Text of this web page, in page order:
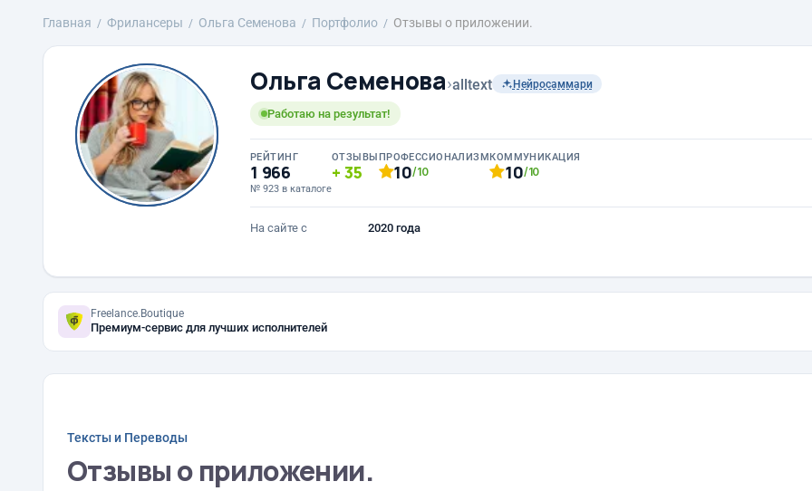
Главная Фрилансеры Ольга Семенова Портфолио Отзывы о приложении.
Ольга Семенова›alltext Нейросаммари
Работаю на результат!
РЕЙТИНГ
1 966
№ 923 в каталоге
ОТЗЫВЫ
35
ПРОФЕССИОНАЛИЗМ
10/10
КОММУНИКАЦИЯ
10/10
На сайте с 2020 года
Freelance.Boutique
Премиум-сервис для лучших исполнителей
Тексты и Переводы
Отзывы о приложении.